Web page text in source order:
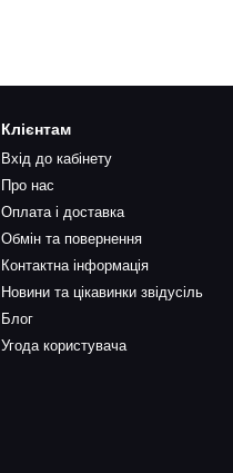
Клієнтам
Вхід до кабінету
Про нас
Оплата і доставка
Обмін та повернення
Контактна інформація
Новини та цікавинки звідусіль
Блог
Угода користувача